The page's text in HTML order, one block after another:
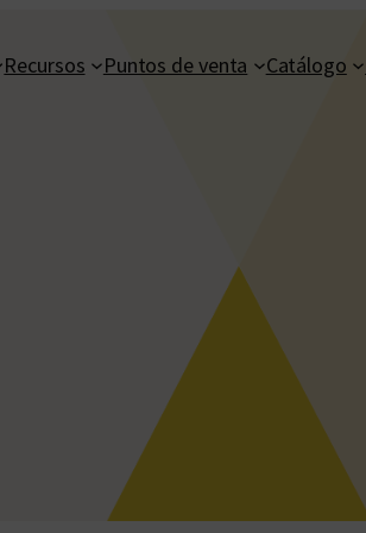
Recursos Puntos de venta Catálogo